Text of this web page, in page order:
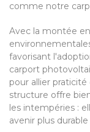
comme notre
Avec la montée
favorisant
carport
pour allier
structure offre
les intempéries :
avenir plus